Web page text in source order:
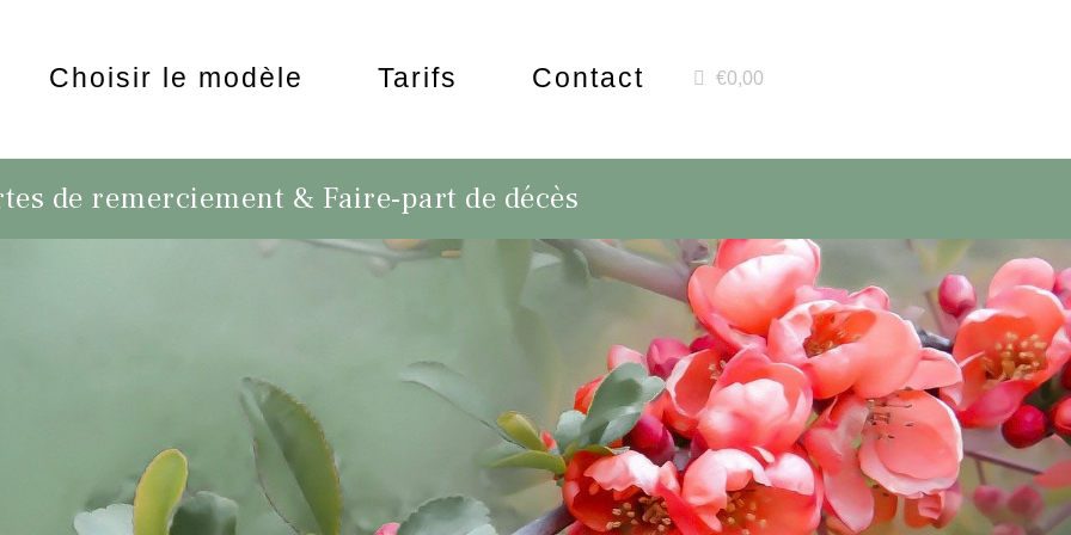
Choisir le modèle Tarifs Contact €0,00
de remerciement & Faire-part de décès